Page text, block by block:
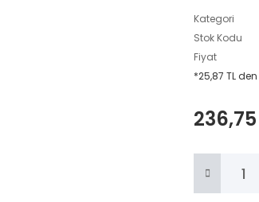
Kategori
Stok Kodu
Fiyat
*25,87 TL
236,75